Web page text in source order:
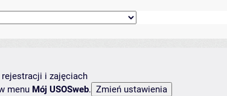
i zajęciach
menu Mój USOSweb.